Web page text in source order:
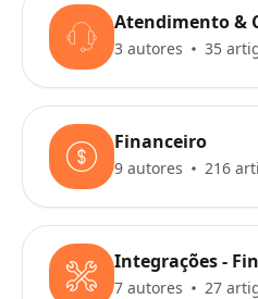
Atendimento &
3 autores 35
Financeiro
9 autores 216
Integrações -
7 autores 27